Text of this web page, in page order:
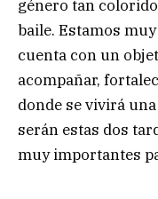
género tan
baile. Estamos
cuenta con un
acompañar,
donde se vivirá
serán estas dos
muy importantes